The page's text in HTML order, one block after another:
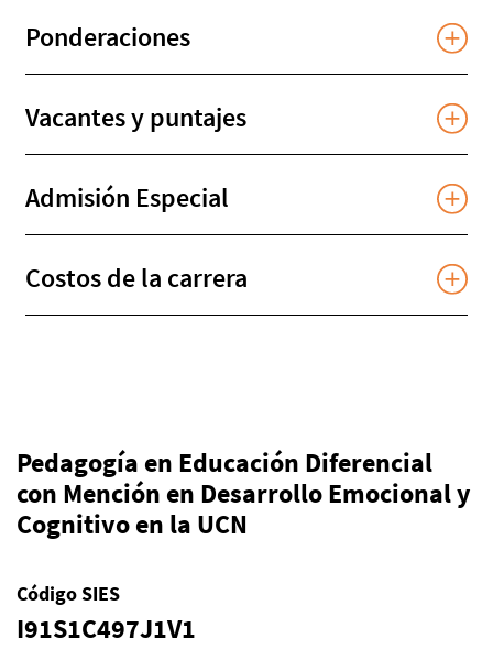
Ponderaciones
Vacantes y puntajes
Admisión Especial
Costos de la carrera
Pedagogía en Educación Diferencial
con Mención en Desarrollo Emocional y
Cognitivo en la UCN
Código SIES
I91S1C497J1V1